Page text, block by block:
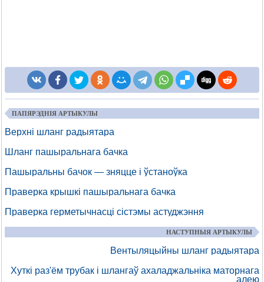
ПАПЯРЭДНІЯ АРТЫКУЛЫ
Верхні шланг радыятара
Шланг пашыральнага бачка
Пашыральны бачок — зняцце і ўстаноўка
Праверка крышкі пашыральнага бачка
Праверка герметычнасці сістэмы астуджэння
НАСТУПНЫЯ АРТЫКУЛЫ
Вентыляцыйны шланг радыятара
Хуткі раз'ём трубак і шлангаў ахаладжальніка маторнага
алею